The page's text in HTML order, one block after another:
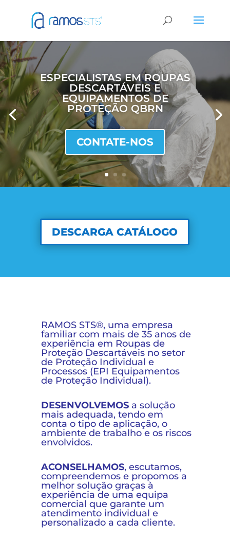
ESPECIALISTAS EM ROUPAS
DESCARTÁVEIS E
EQUIPAMENTOS DE
PROTEÇÃO QBRN
CONTATE-NOS
DESCARGA CATÁLOGO
RAMOS STS®, uma empresa
familiar com mais de 35 anos de
experiência em Roupas de
Proteção Descartáveis no setor
de Proteção Individual e
Processos (EPI Equipamentos
de Proteção Individual).
DESENVOLVEMOS a solução
mais adequada, tendo em
conta o tipo de aplicação, o
ambiente de trabalho e os riscos
envolvidos.
ACONSELHAMOS, escutamos,
compreendemos e propomos a
melhor solução graças à
experiência de uma equipa
comercial que garante um
atendimento individual e
personalizado a cada cliente.